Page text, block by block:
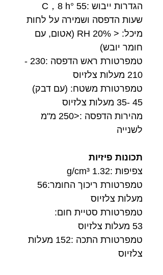
הגדרות ייבוש :55 °C，8 h
שעות הדפסה ושמירה על לחות
מיכל: < 20% RH (אטום, עם
חומר יובש)
טמפרטורת ראש הדפסה :230 -
210 מעלות צלזיוס
טמפרטורת משטח: (עם דבק)
45 -35 מעלות צלזיוס
מהירות הדפסה :<250 מ"מ
לשנייה
תכונות פיזיות
צפיפות :1.32 g/cm³
טמפרטורת ריכוך החומר:56
מעלות צלזיוס
טמפרטורת סטיית חום:
53 מעלות צלזיוס
טמפרטורת התכה :152 מעלות
צלזיוס